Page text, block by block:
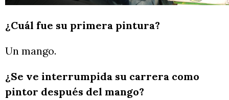
¿Cuál fue su primera pintura?
Un mango.
¿Se ve interrumpida su carrera como
pintor después del mango?